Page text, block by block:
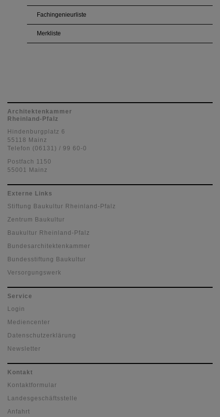
Fachingenieurliste
Merkliste
Architektenkammer
Rheinland-Pfalz
Hindenburgplatz 6
55118 Mainz
Telefon (06131) / 99 60-0
Postfach 1150
55001 Mainz
Externe Links
Stiftung Baukultur Rheinland-Pfalz
Zentrum Baukultur
Baukultur Rheinland-Pfalz
Bundesarchitektenkammer
Bundesstiftung Baukultur
Versorgungswerk
Service
Login
Mediencenter
Datenschutzerklärung
Newsletter
Kontakt
Kontaktformular
Landesgeschäftsstelle
Anfahrt